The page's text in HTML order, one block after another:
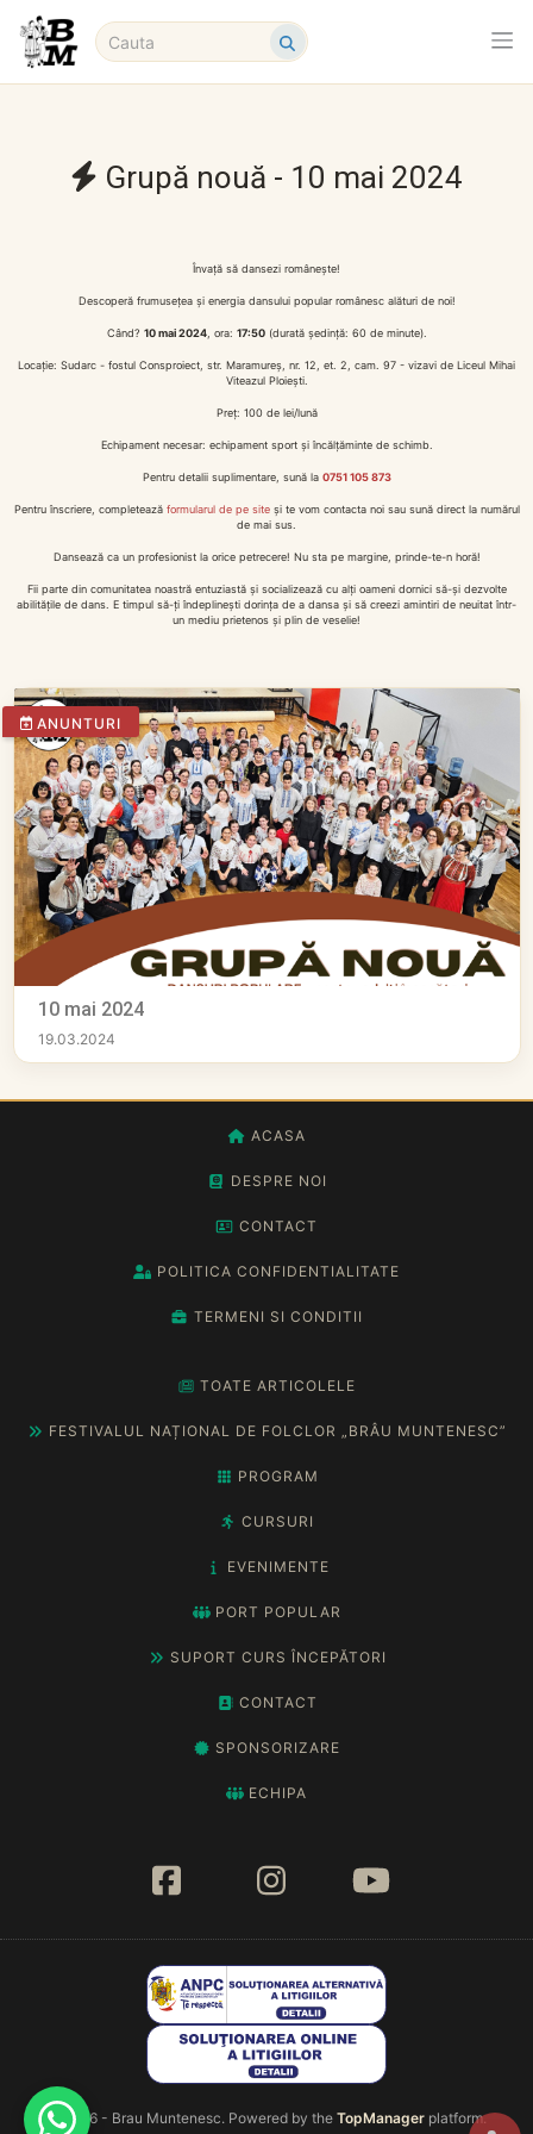
Grupă nouă - 10 mai 2024
Învață să dansezi românește!
Descoperă frumusețea și energia dansului popular românesc alături de noi!
Când? 10 mai 2024, ora: 17:50(durată ședință: 60 de minute).
Locație: Sudarc - fostul Consproiect, str. Maramureș, nr. 12, et. 2, cam. 97 - vizavi de Liceul Mihai
Viteazul Ploiești.
Preț: 100 de lei/lună
Echipament necesar: echipament sport și încălțăminte de schimb.
Pentru detalii suplimentare, sună la 0751 105 873
Pentru înscriere, completează formularul de pe siteși te vom contacta noi sau sună direct la numărul
de mai sus.
Dansează ca un profesionist la orice petrecere! Nu sta pe margine, prinde-te-n horă!
Fii parte din comunitatea noastră entuziastă și socializează cu alți oameni dornici să-și dezvolte
abilitățile de dans. E timpul să-ți îndeplinești dorința de a dansa și să creezi amintiri de neuitat într-
un mediu prietenos și plin de veselie!
ANUNTURI
10 mai 2024
19.03.2024
ACASA
DESPRE NOI
CONTACT
POLITICA CONFIDENTIALITATE
TERMENI SI CONDITII
TOATE ARTICOLELE
FESTIVALUL NAȚIONAL DE FOLCLOR „BRÂU MUNTENESC”
PROGRAM
CURSURI
EVENIMENTE
PORT POPULAR
SUPORT CURS ÎNCEPĂTORI
CONTACT
SPONSORIZARE
ECHIPA
© 2026 - Brau Muntenesc. Powered by the TopManager platform.